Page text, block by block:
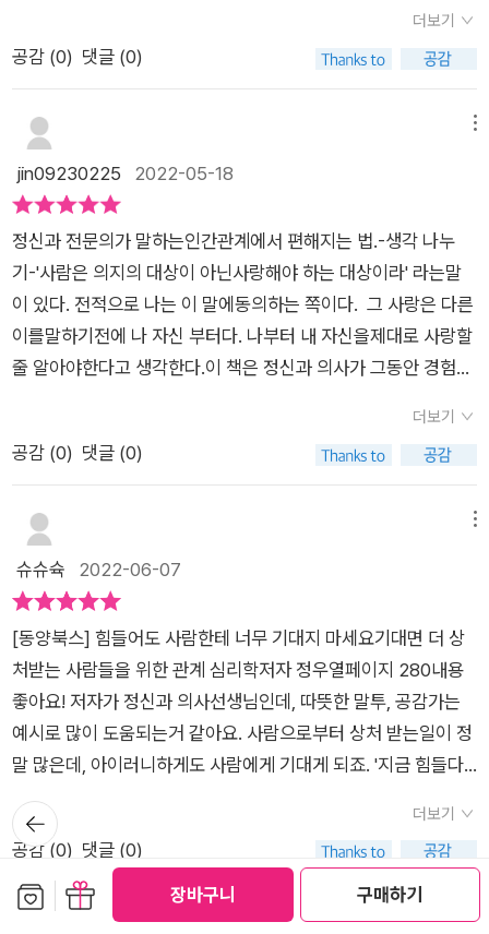
장바구니 구매하기
할 타이밍이다.​나와 좀 더 친밀해질 수 있는 좋은 관계 형성을매
일 생각해보면서 아름답게 성장하고 다듬어지길 바란다.
녀의 갈등 패턴, 의존적 성향과 관계 패턴,관계의 균열에 대한 태
도를 말한다. 감정 통제 잘하는 사람이 더 위험한 이유 에서는자
다.왜 퇴근만 하면 시체가 되는 걸까? 에서는감정을 드러내지 않
는 사회, 부정적인 면 인정하기에대해 생각해 본다.낯을 가리는
성격, 바꿀 수 있을까요? 에서는낯을 가리는 원인과 회피 성향,
감정을 받아주는경험하기에 대해 이야기 한다.외롭지만 혼자 지
내는 이유 에서는회피성 성격 특성, 히키코모리, 회피를 선택하는
이유,욕망과 실망의 감정 매커니즘에 대해 말한다.4장 “멘탈 관
리는 피지컬로 하는 것이다” 의내 감정을 있는 그대로 인정해도
진짜 괜찮을까? 에서는부정적 자기 감정 인정하기, 마음이 편안
한 사람들,자기 감정 수용의 힘을 알아본다.정말로 상대의 이야기
닝, 교류할 상대방 고르기, 친밀해지는 방법을 생각해 본다.멘탈
이 강한 사람 vs. 멘탈이 약한 사람 에서는감정 조절, 감정 파악,
멘탈, 감정 필터에 대해알아 보며, 감정을 잘 헤아려야 함을 말한
다. 회피하지 않고 도전했더니 인생이 더 힘들어졌어요 에서는회
몸이 좋아지면 인간관계는 저절로 풀린다 에서는사람의 심리 상
태를 결정하는 세 가지 요소,편안한 심리 상태를 만드는 세 가지
방법을 다룬다.'힘들어도 사람한테 너무 기대지 마세요'는1장 “나
는 왜 이렇게 생겨먹은 걸까?” 에서나의 마음에서 생기는 심리
문제를 알아보고,2장 “인간관계는 사실 자기 자신과의 관계다”
에서자신의 마음이 인간관계에 미치는 영향을,3장 “힘들어도 사
람한테 너무 기대지 마세요” 에서상대방과의 인간관계의 문제가
발생하는 이유를4장 “멘탈 관리는 피지컬로 하는 것이다” 에서
심리 치료, 행동 교정 등을 다룬다.1장 “나는 왜 이렇게 생겨먹은
걸까?” 에서는마음 속 갈등, 페르소나, 다중인격, 콤플렉스,그림
자 자아, 친밀함에 대한 욕구 등심리적 문제에 대해 알아본다.2장
음''감정'에 초첨을 두고 폭넓게 설명하니 역설적으로 더 와닿는
부분도 있더라고요. 개인적으로 지난달에 육아코칭상담 1회를 진
붕 떠버리는 안 좋은 일이 있었어요. 또 아이가 커갈수록 다른 육
아과제가 닥쳐오는데 점점 무력감, 허무함, 외로움, 우울감 등 부
정적인 감정에 눌려서 하루하루 살아가는 게 너무 힘들더라고요.
그때 이책을 만나서 정말 마음으로 울면서 '그래그래, 맞아맞아.
이거였어.'하며 깊은 위로와 방향성을 얻었답니다.P. 259'감정은
결심한다고 달라지기 힘든 것'어떤 안 좋은 상황에서 어떻게 하면
내 감정을 조절할 수 있을까를 고민하기보다는 평상시에 내 감정
을 잘 파악하고 그것을 수용해주는 누군가에게 풀어내는 연습을
하는 게 중요해요. 누군가 나를 거절하지 않고 있는 그대로를 수
저절로 안정됩니다.지금까지 내 삶의 키를 너무 다른 사람들에게
내어준 것 같더라고요. 내가 좀 더 이기적으로 나만, 나를 생각하
며, 챙기며 살아도 될 것 같았어요. 그리고 피지컬도!! 꼭 운동을
시작해야겠다고 꼭꼭꼭 다짐을...!!!(모든 인간관계는 빠르게 걷기
30분에서 시작한다고 말씀하실 정도ㅋㅋ)근거없고 상투적인 위
로나 처방만 늘어놓는 콘텐츠랑은 차원이 다르니까요. 대인관계
이 책을 만나보셨으면 해요. 거의 전도하듯이 ㅋㅋㅋ 리뷰를 썼는
데, 찐입니다. 강추드려요. 대박나세용.#내돈내산 #책추천 #힘들
어도사람한테너무기대지마세요#정우열 #북스타그램 #인간관
계
힘든 상황에 부딪히면 가까운 친구들에게 털어놓는 경우가 있었
는데요.그런데 그 시간들이 다 지나고 예전을 돌이켜보면, 말을
다 털어내고 나서는 또 그것을 후회하게 되더라구요.괜히 나의 안
근무함과 동시에 유튜브 채널을 운영하고 계신데요.유튜브 구독
를 출간하게되었다고 합니다.'감정은 조절하는 것이 아니라 그냥
관찰하는 것이다.'= 자꾸 내 감정을 억지로 조절하려고 하지 마세
요. 그러다보면 오히려 부담을 느끼게 되고말과 행동이 부자연스
러워집니다. 그 대신 사람과의 관계에서 어떤 일이 생기든 순간순
간내가 느끼는 고유한 '감정'에 귀 기울여보세요. 화가 나든, 불안
해지든, 뭔가가 두렵고 싫든,그 모든 당신의 감정은 소중합니다.
결코 감정에는 우열이 있는 게 아니거든요.좋은 감정, 나쁜 감정
꾹 눌러버리려고 하지 않아도 됩니다. 최근에는 저는 #심리 관련
혹은 #심리학 과 관련된 도서를 많이 읽고 있는데요.이번 도서는
우리의 심리와 관련된 문제들 그리고 흔히 많이들 하게 되는 고민
들을어려운 용어가 아닌 일상 용어로 소개가 되어 있어서 조금 더
편안한 마음으로 읽을 수 있었습니다. <네이버 카페 #문화충전2
00 통해 출판사로부터 도서를 무상으로 제공받았습니다.>
더보기
공감 (0) 댓글 (0)
jin09230225 2022-05-18
정신과 전문의가 말하는인간관계에서 편해지는 법.-생각 나누
기-'사람은 의지의 대상이 아닌사랑해야 하는 대상이라' 라는말
이 있다. 전적으로 나는 이 말에동의하는 쪽이다. 그 사랑은 다른
이를말하기전에 나 자신 부터다. 나부터 내 자신을제대로 사랑할
줄 알아야한다고 생각한다.이 책은 정신과 의사가 그동안 경험했
록 도와주는책이다. 그리고 읽을수록 반복되어지는말은 '자신
을 먼저 바라보라' 이다.화가 많은사람, 예민한사람,자존감이 없
은사람들의 이야기속에 결국은 나를먼저받아들이고 사랑하는것
에서 부터모든 문제의 실타래가 풀린다.세상에 살면서 인간관계
로 인해 어려움을겪어보지 않은 사람은 없을것이다.그래서 이 책
긋기-자존감이라는게 뭘까요? 남이 나늘어떻게 보는가와 별 상
관없이 내가 나를어떻게 보는가 가 자존감의핵심 명제입니다.94
쪽외롭다고 느끼는것은 주변에 친한사람이 없어서가 아닙니
다. 진짜 외로움은자기 자신과의 관계가 친밀하지 못할 때엄습합
니다. 더 정확한 표현은 공허함 이라고 하죠.136쪽마음이 편안
한 사람들의 공통점은대부분 자기 안에 짐승이 들어 있다는걸 인
정합니다. 스스로 자기 본능을수용할줄 알기 때문에 남들 앞에서
도자연스럽게 표현할수 있는 거예요221쪽진짜 철저하게 자기편
이 되어준 사람은마음의 여유가 생기기 때문에 철저히남의 편
더보기
공감 (0) 댓글 (0)
슈슈슉 2022-06-07
[동양북스] 힘들어도 사람한테 너무 기대지 마세요기대면 더 상
처받는 사람들을 위한 관계 심리학저자 정우열페이지 280내용
좋아요! 저자가 정신과 의사선생님인데, 따뜻한 말투, 공감가는
예시로 많이 도움되는거 같아요. 사람으로부터 상처 받는일이 정
말 많은데, 아이러니하게도 사람에게 기대게 되죠. '지금 힘들다
면, 엉뚱한 데 에너지를 쓰고 있는 건 아닐까?' 책 읽으면서 나를
돌아보며 위로할 수 있는 좋은 시간이었습니다.'사람은 생각보다
별로다'책을 펼치고 첫 문장을 보자마자, 저는 '그래, 바로 이거
지!'를 외쳤어요! 내용은 본인이 그렇게 완벽할 수 없으니, 기대를
내려놓으라는 의미였지만, 나는 물론이요 남에게도 해당되는 이
더보기
공감 (0) 댓글 (0)
뒤로가
기